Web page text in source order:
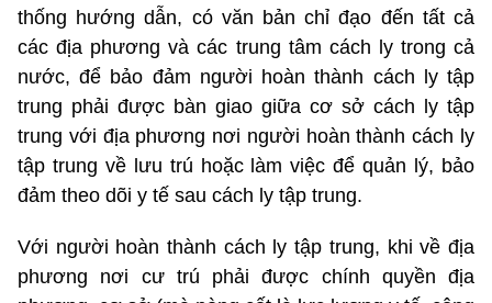
thống hướng dẫn, có văn bản chỉ đạo đến tất cả
các địa phương và các trung tâm cách ly trong cả
nước, để bảo đảm người hoàn thành cách ly tập
trung phải được bàn giao giữa cơ sở cách ly tập
trung với địa phương nơi người hoàn thành cách ly
tập trung về lưu trú hoặc làm việc để quản lý, bảo
đảm theo dõi y tế sau cách ly tập trung.
Với người hoàn thành cách ly tập trung, khi về địa
phương nơi cư trú phải được chính quyền địa